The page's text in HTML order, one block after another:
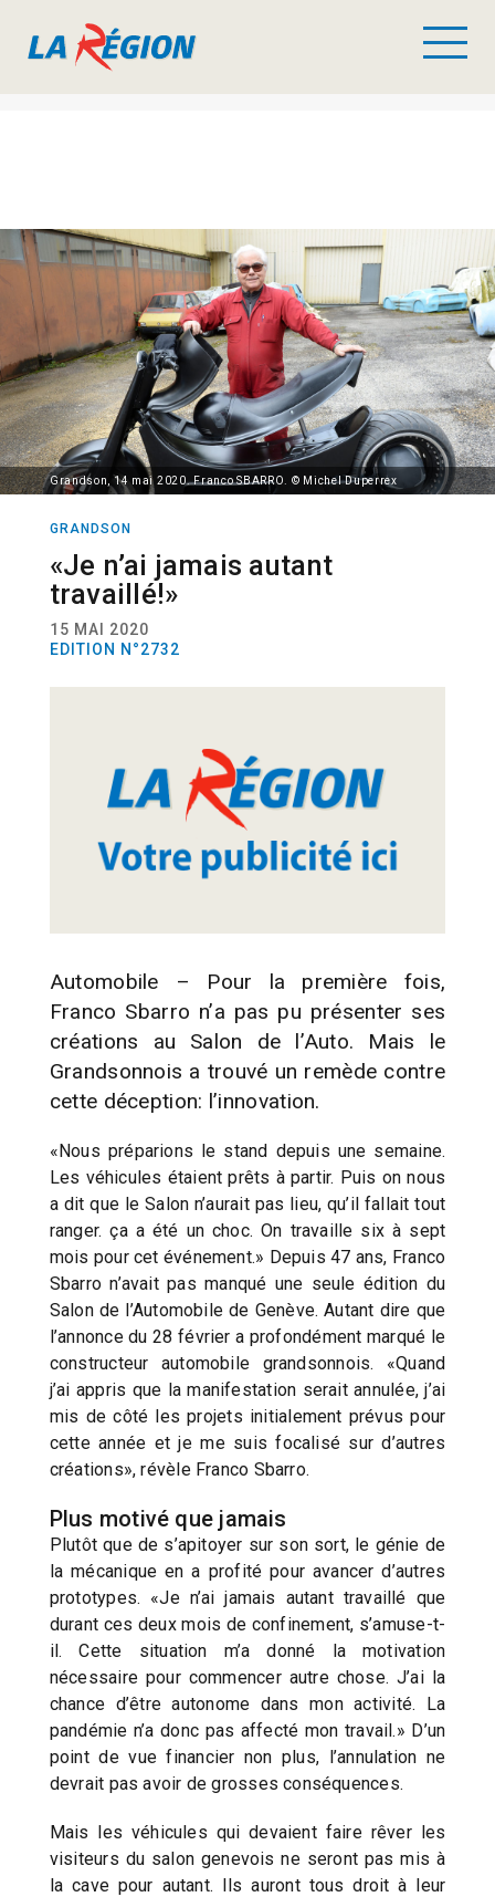
Grandson, 14 mai 2020. Franco SBARRO. © Michel Duperrex
GRANDSON
«Je n’ai jamais autant
travaillé!»
15 MAI 2020
EDITION N°2732
Automobile – Pour la première fois,
Franco Sbarro n’a pas pu présenter ses
créations au Salon de l’Auto. Mais le
Grandsonnois a trouvé un remède contre
cette déception: l’innovation.
«Nous préparions le stand depuis une semaine.
Les véhicules étaient prêts à partir. Puis on nous
a dit que le Salon n’aurait pas lieu, qu’il fallait tout
ranger. ça a été un choc. On travaille six à sept
mois pour cet événement.» Depuis 47 ans, Franco
Sbarro n’avait pas manqué une seule édition du
Salon de l’Automobile de Genève. Autant dire que
l’annonce du 28 février a profondément marqué le
constructeur automobile grandsonnois. «Quand
j’ai appris que la manifestation serait annulée, j’ai
mis de côté les projets initialement prévus pour
cette année et je me suis focalisé sur d’autres
créations», révèle Franco Sbarro.
Plus motivé que jamais
Plutôt que de s’apitoyer sur son sort, le génie de
la mécanique en a profité pour avancer d’autres
prototypes. «Je n’ai jamais autant travaillé que
durant ces deux mois de confinement, s’amuse-t-
il. Cette situation m’a donné la motivation
nécessaire pour commencer autre chose. J’ai la
chance d’être autonome dans mon activité. La
pandémie n’a donc pas affecté mon travail.» D’un
point de vue financier non plus, l’annulation ne
devrait pas avoir de grosses conséquences.
Mais les véhicules qui devaient faire rêver les
visiteurs du salon genevois ne seront pas mis à
la cave pour autant. Ils auront tous droit à leur